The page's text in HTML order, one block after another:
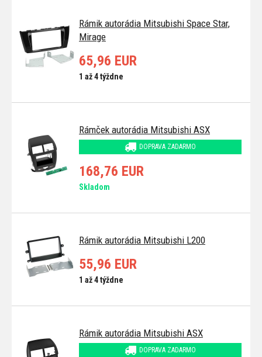
Rámik autorádia Mitsubishi Space Star,
Mirage
65,96 EUR
1 až 4 týždne
Rámček autorádia Mitsubishi ASX
DOPRAVA ZADARMO
168,76 EUR
Skladom
Rámik autorádia Mitsubishi L200
55,96 EUR
1 až 4 týždne
Rámik autorádia Mitsubishi ASX
DOPRAVA ZADARMO